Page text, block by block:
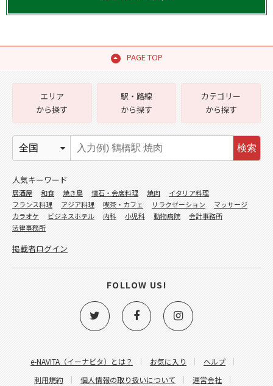
PAGE TOP
e-NAVITA（イーナビタ）とは？ お気に入り
ヘルプ
利用規約
個人情報の取り扱いについて 運営会社
エリア
から探す
駅・路線
から探す
カテゴリー
から探す
検索
人気キーワード
居酒屋 和食 焼き鳥 懐石・会席料理 焼肉
イタリア料理
フランス料理
アジア料理 喫茶・カフェ リラクゼーション
マッサージ
カラオケ
ビジネスホテル 内科 小児科 動物病院
会計事務所
法律事務所
掲載者ログイン
FOLLOW US!